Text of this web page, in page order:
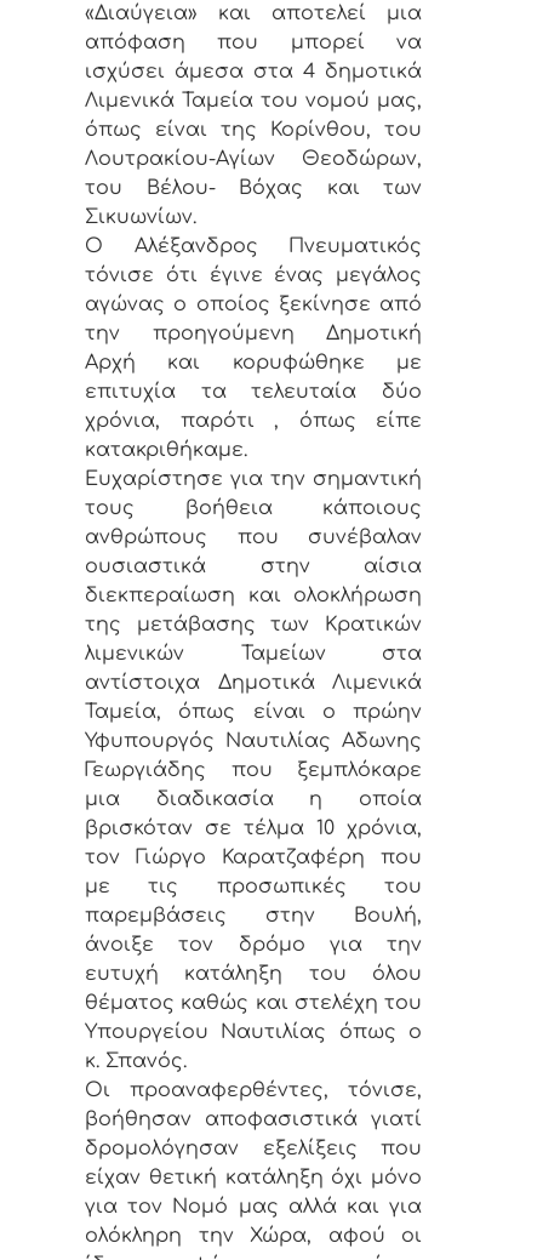
«Διαύγεια» και αποτελεί μια
απόφαση που μπορεί να
ισχύσει άμεσα στα 4 δημοτικά
Λιμενικά Ταμεία του νομού μας,
όπως είναι της Κορίνθου, του
Λουτρακίου-Αγίων Θεοδώρων,
του Βέλου- Βόχας και των
Σικυωνίων.
Ο Αλέξανδρος Πνευματικός
τόνισε ότι έγινε ένας μεγάλος
αγώνας ο οποίος ξεκίνησε από
την προηγούμενη Δημοτική
Αρχή και κορυφώθηκε με
επιτυχία τα τελευταία δύο
χρόνια, παρότι , όπως είπε
κατακριθήκαμε.
Ευχαρίστησε για την σημαντική
τους βοήθεια κάποιους
ανθρώπους που συνέβαλαν
ουσιαστικά στην αίσια
διεκπεραίωση και ολοκλήρωση
της μετάβασης των Κρατικών
λιμενικών Ταμείων στα
αντίστοιχα Δημοτικά Λιμενικά
Ταμεία, όπως είναι ο πρώην
Υφυπουργός Ναυτιλίας Αδωνης
Γεωργιάδης που ξεμπλόκαρε
μια διαδικασία η οποία
βρισκόταν σε τέλμα 10 χρόνια,
τον Γιώργο Καρατζαφέρη που
με τις προσωπικές του
παρεμβάσεις στην Βουλή,
άνοιξε τον δρόμο για την
ευτυχή κατάληξη του όλου
θέματος καθώς και στελέχη του
Υπουργείου Ναυτιλίας όπως ο
κ. Σπανός.
Οι προαναφερθέντες, τόνισε,
βοήθησαν αποφασιστικά γιατί
δρομολόγησαν εξελίξεις που
είχαν θετική κατάληξη όχι μόνο
για τον Νομό μας αλλά και για
ολόκληρη την Χώρα, αφού οι